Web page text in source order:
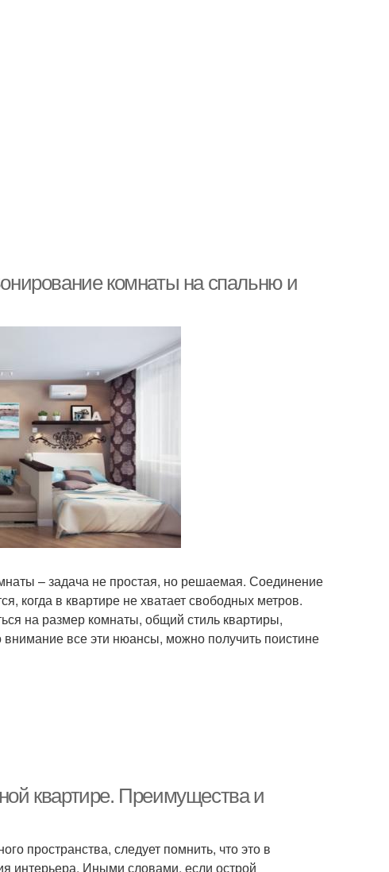
комнаты на спальню и
– задача не простая, но решаемая. Соединение
когда в квартире не хватает свободных метров.
на размер комнаты, общий стиль квартиры,
все эти нюансы, можно получить поистине
квартире. Преимущества и
пространства, следует помнить, что это в
интерьера. Иными словами, если острой